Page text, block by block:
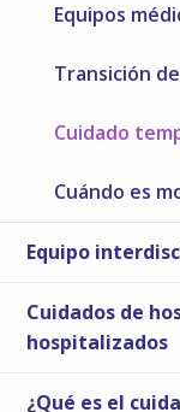
Equipos
Transición
Cuidado
Cuándo es
Equipo
Cuidados de
hospitalizados
¿Qué es el